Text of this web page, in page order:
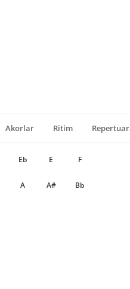
Akorlar Ritim
Eb E F
A A# Bb